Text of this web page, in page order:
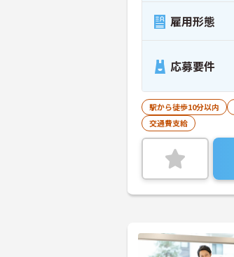
雇用形態
応募要件
駅から徒歩10分以内
交通費支給